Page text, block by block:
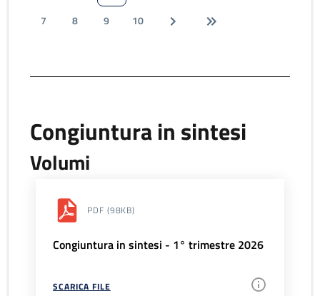
7
8 9 10
Congiuntura in sintesi
Volumi
PDF (98KB)
Congiuntura in sintesi - 1° trimestre 2026
SCARICA FILE